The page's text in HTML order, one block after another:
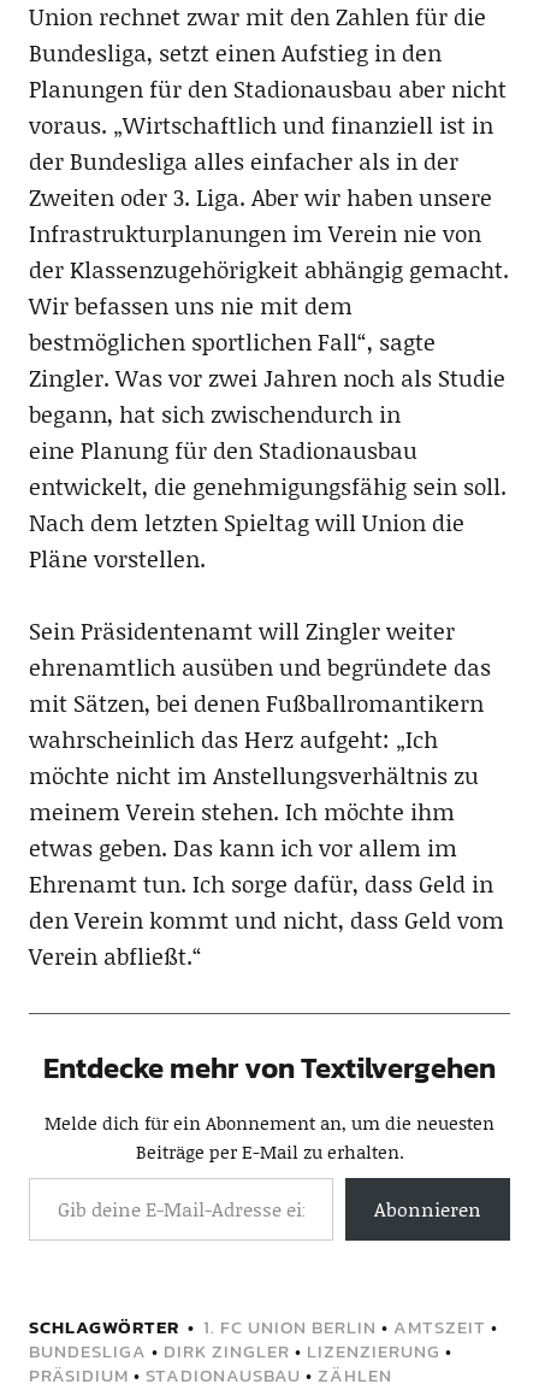
Union rechnet zwar mit den Zahlen für die
Bundesliga, setzt einen Aufstieg in den
Planungen für den Stadionausbau aber nicht
voraus. „Wirtschaftlich und finanziell ist in
der Bundesliga alles einfacher als in der
Zweiten oder 3. Liga. Aber wir haben unsere
Infrastrukturplanungen im Verein nie von
der Klassenzugehörigkeit abhängig gemacht.
Wir befassen uns nie mit dem
bestmöglichen sportlichen Fall“, sagte
Zingler. Was vor zwei Jahren noch als Studie
begann, hat sich zwischendurch in
eine Planung für den Stadionausbau
entwickelt, die genehmigungsfähig sein soll.
Nach dem letzten Spieltag will Union die
Pläne vorstellen.
Sein Präsidentenamt will Zingler weiter
ehrenamtlich ausüben und begründete das
mit Sätzen, bei denen Fußballromantikern
wahrscheinlich das Herz aufgeht: „Ich
möchte nicht im Anstellungsverhältnis zu
meinem Verein stehen. Ich möchte ihm
etwas geben. Das kann ich vor allem im
Ehrenamt tun. Ich sorge dafür, dass Geld in
den Verein kommt und nicht, dass Geld vom
Verein abfließt.“
Entdecke mehr von Textilvergehen
Melde dich für ein Abonnement an, um die neuesten
Beiträge per E-Mail zu erhalten.
Abonnieren
SCHLAGWÖRTER 1. FC UNION BERLIN • AMTSZEIT •
BUNDESLIGA • DIRK ZINGLER • LIZENZIERUNG •
PRÄSIDIUM • STADIONAUSBAU • ZÄHLEN